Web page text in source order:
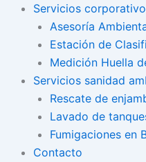
Servicios
Asesoría
Estación de
Medición Huella
Servicios sanidad
Rescate de
Lavado de
Fumigaciones en
Contacto